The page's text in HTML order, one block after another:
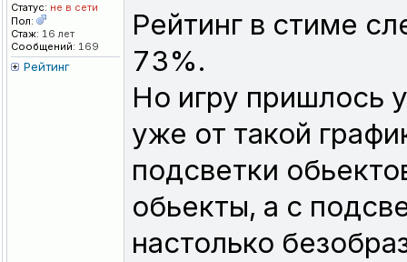
Статус: не в сети
Пол:
Стаж: 16 лет
Сообщений: 169
Рейтинг
Рейтинг в стиме
73%.
Но игру пришлось
уже от такой
подсветки
обьекты, а с
настолько